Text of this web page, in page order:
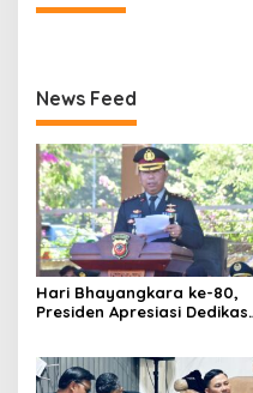
News Feed
Hari Bhayangkara ke-80,
Presiden Apresiasi Dedikasi